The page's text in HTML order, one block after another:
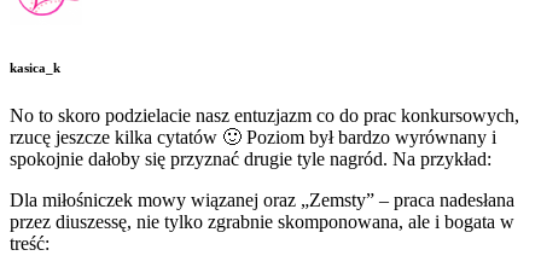
kasica_k
No to skoro podzielacie nasz entuzjazm co do prac konkursowych,
rzucę jeszcze kilka cytatów 🙂 Poziom był bardzo wyrównany i
spokojnie dałoby się przyznać drugie tyle nagród. Na przykład:
Dla miłośniczek mowy wiązanej oraz „Zemsty” – praca nadesłana
przez diuszessę, nie tylko zgrabnie skomponowana, ale i bogata w
treść: